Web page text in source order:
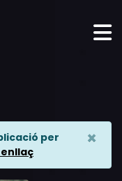
per
×